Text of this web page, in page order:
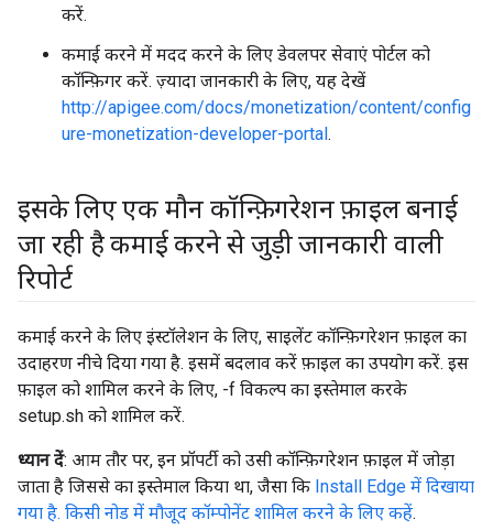
करें.
कमाई करने में मदद करने के लिए डेवलपर सेवाएं पोर्टल को
कॉन्फ़िगर करें. ज़्यादा जानकारी के लिए, यह देखें
http://apigee.com/docs/monetization/content/config
ure-monetization-developer-portal.
इसके लिए एक मौन कॉन्फ़िगरेशन फ़ाइल बनाई
जा रही है कमाई करने से जुड़ी जानकारी वाली
रिपोर्ट
कमाई करने के लिए इंस्टॉलेशन के लिए, साइलेंट कॉन्फ़िगरेशन फ़ाइल का
उदाहरण नीचे दिया गया है. इसमें बदलाव करें फ़ाइल का उपयोग करें. इस
फ़ाइल को शामिल करने के लिए, -f विकल्प का इस्तेमाल करके
setup.sh को शामिल करें.
ध्यान दें: आम तौर पर, इन प्रॉपर्टी को उसी कॉन्फ़िगरेशन फ़ाइल में जोड़ा
जाता है जिससे का इस्तेमाल किया था, जैसा कि Install Edge में दिखाया
गया है. किसी नोड में मौजूद कॉम्पोनेंट शामिल करने के लिए कहें.